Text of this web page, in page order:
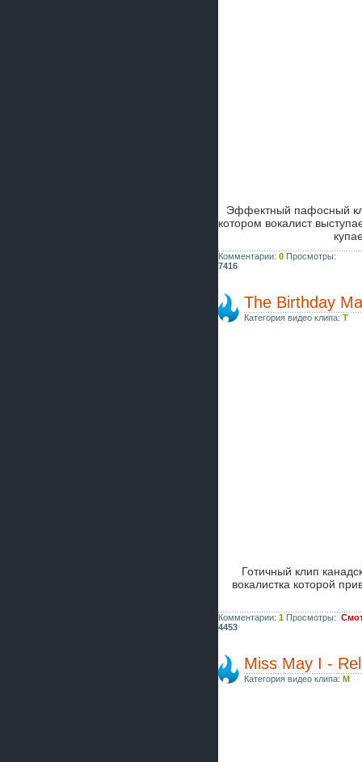
Эффектный пафосный
котором вокалист
Комментарии: 0 Просмотры:
7416
The Birthday
Категория видео клипа: T
Готичный клип
вокалистка которой
Комментарии: 1 Просмотры:
4453
Miss May I -
Категория видео клипа: M